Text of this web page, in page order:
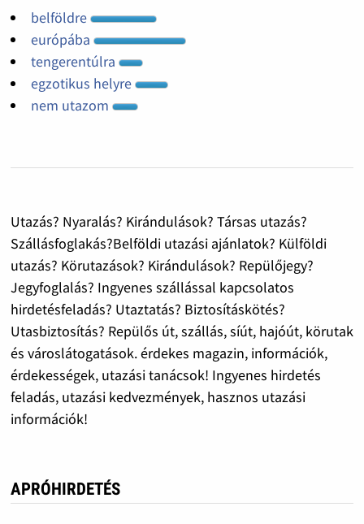
belföldre
európába
tengerentúlra
egzotikus helyre
nem utazom
Utazás? Nyaralás? Kirándulások? Társas utazás?
Szállásfoglakás?Belföldi utazási ajánlatok? Külföldi
utazás? Körutazások? Kirándulások? Repülőjegy?
Jegyfoglalás? Ingyenes szállással kapcsolatos
hirdetésfeladás? Utaztatás? Biztosításkötés?
Utasbiztosítás? Repülős út, szállás, síút, hajóút, körutak
és városlátogatások. érdekes magazin, információk,
érdekességek, utazási tanácsok! Ingyenes hirdetés
feladás, utazási kedvezmények, hasznos utazási
információk!
APRÓHIRDETÉS